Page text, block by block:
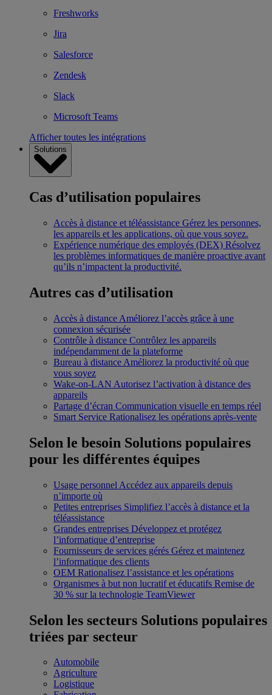
Freshworks
Jira
Salesforce
Zendesk
Slack
Microsoft Teams
Afficher toutes les intégrations
Solutions
Cas d’utilisation populaires
Accès à distance et téléassistance Gérez les personnes,
les appareils et les applications, où que vous soyez.
Expérience numérique des employés (DEX) Résolvez
les problèmes informatiques de manière proactive avant
qu’ils n’impactent la productivité.
Autres cas d’utilisation
Accès à distance Améliorez l’accès grâce à une
connexion sécurisée
Contrôle à distance Contrôlez les appareils
indépendamment de la plateforme
Bureau à distance Améliorez la productivité où que
vous soyez
Wake-on-LAN Autorisez l’activation à distance des
appareils
Partage d’écran Communication visuelle en temps réel
Smart Service Rationalisez les opérations après-vente
Selon le besoin Solutions populaires
pour les différentes équipes
Usage personnel Accédez aux appareils depuis
n’importe où
Petites entreprises Simplifiez l’accès à distance et la
téléassistance
Grandes entreprises Développez et protégez
l’informatique d’entreprise
Fournisseurs de services gérés Gérez et maintenez
l’informatique des clients
OEM Rationalisez l’assistance et les opérations
Organismes à but non lucratif et éducatifs Remise de
30 % sur la technologie TeamViewer
Selon les secteurs Solutions populaires
triées par secteur
Automobile
Agriculture
Logistique